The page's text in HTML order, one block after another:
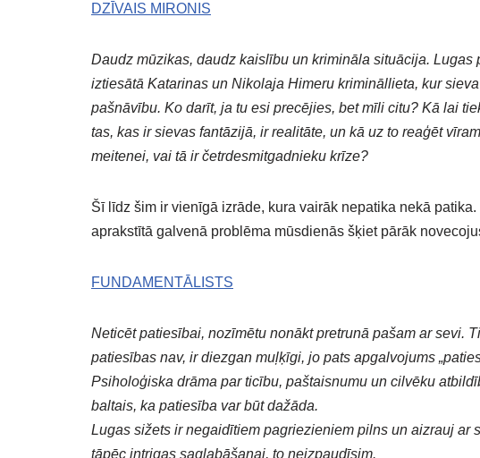
DZĪVAIS MIRONIS
Daudz mūzikas, daudz kaislību un krimināla situācija. Lugas
iztiesātā Katarinas un Nikolaja Himeru krimināllieta, kur
pašnāvību. Ko darīt, ja tu esi precējies, bet mīli citu? Kā lai
tas, kas ir sievas fantāzijā, ir realitāte, un kā uz to reaģēt
meitenei, vai tā ir četrdesmitgadnieku krīze?
Šī līdz šim ir vienīgā izrāde, kura vairāk nepatika nekā
aprakstītā galvenā problēma mūsdienās šķiet pārāk
FUNDAMENTĀLISTS
Neticēt patiesībai, nozīmētu nonākt pretrunā pašam ar sevi.
patiesības nav, ir diezgan muļķīgi, jo pats apgalvojums
Psiholoģiska drāma par ticību, paštaisnumu un cilvēku
baltais, ka patiesība var būt dažāda.
Lugas sižets ir negaidītiem pagriezieniem pilns un aizrauj ar
tāpēc intrigas saglabāšanai, to neizpaudīsim.